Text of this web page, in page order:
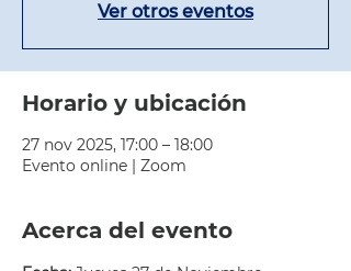
Ver otros eventos
Horario y ubicación
27 nov 2025, 17:00 – 18:00
Evento online | Zoom
Acerca del evento